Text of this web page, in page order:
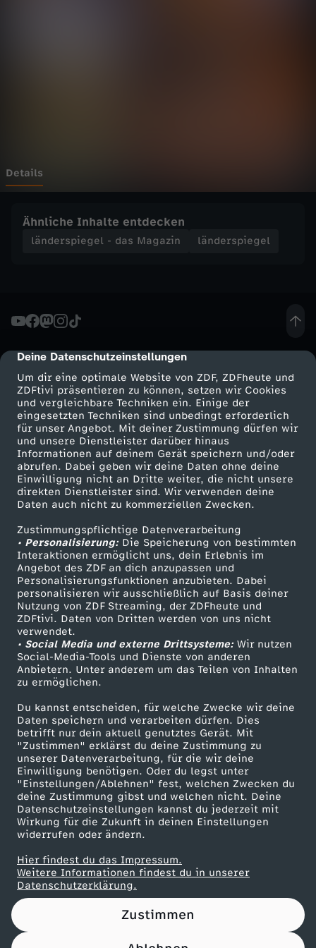
cmp-dialog-description
Deine Datenschutzeinstellungen
Um dir eine optimale Website von ZDF, ZDFheute und
ZDFtivi präsentieren zu können, setzen wir Cookies
und vergleichbare Techniken ein. Einige der
eingesetzten Techniken sind unbedingt erforderlich
für unser Angebot. Mit deiner Zustimmung dürfen wir
und unsere Dienstleister darüber hinaus
Informationen auf deinem Gerät speichern und/oder
abrufen. Dabei geben wir deine Daten ohne deine
Einwilligung nicht an Dritte weiter, die nicht unsere
direkten Dienstleister sind. Wir verwenden deine
Daten auch nicht zu kommerziellen Zwecken.
Zustimmungspflichtige Datenverarbeitung
• Personalisierung:Die Speicherung von bestimmten
Interaktionen ermöglicht uns, dein Erlebnis im
Angebot des ZDF an dich anzupassen und
Personalisierungsfunktionen anzubieten. Dabei
personalisieren wir ausschließlich auf Basis deiner
Nutzung von ZDF Streaming, der ZDFheute und
ZDFtivi. Daten von Dritten werden von uns nicht
verwendet.
• Social Media und externe Drittsysteme:Wir nutzen
Social-Media-Tools und Dienste von anderen
Anbietern. Unter anderem um das Teilen von Inhalten
zu ermöglichen.
Du kannst entscheiden, für welche Zwecke wir deine
Daten speichern und verarbeiten dürfen. Dies
betrifft nur dein aktuell genutztes Gerät. Mit
"Zustimmen" erklärst du deine Zustimmung zu
unserer Datenverarbeitung, für die wir deine
Einwilligung benötigen. Oder du legst unter
"Einstellungen/Ablehnen" fest, welchen Zwecken du
deine Zustimmung gibst und welchen nicht. Deine
Datenschutzeinstellungen kannst du jederzeit mit
Wirkung für die Zukunft in deinen Einstellungen
widerrufen oder ändern.
Hier findest du das Impressum.
Weitere Informationen findest du in unserer
Datenschutzerklärung.
Zustimmen
l
d
s
M
a
g
a
z
i
n
-
S
e
e
l
e
n
l
a
g
Details
Ähnliche Inhalte entdecken
länderspiegel - das Magazin länderspiegel
Mehr ZDF
ZDF-Apps
Smart TV
ZDFtext
Livestreams
Sendungen A-Z
TV-Programm
Service
ZDFmitreden
Kontakt zum ZDF
Tickets
Zuschauerservice
Hilfe
ZDF Unternehmen
Karriere
ZDF goes Schule
Werbefernsehen
Mainzelmännchen
Partner